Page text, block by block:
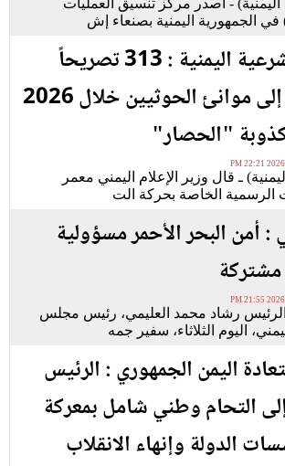
اليمنية) - أصدر مركز تنسيق العمليات
وزير اعلام الشرعية اليمنية : 313 تصريحاً
لسفن تجارية إلى موانئ الحوثيين خلال 2026
"الحصار"
ـ قال وزير الإعلام اليمني معمر
الرسمية الخاصة بحركة الت
: أمن البحر الأحمر مسؤولية
مشتركة
الرئيس رشاد محمد العليمي، رئيس مجلس
اليوم الثلاثاء، سفير جمه
اليمن الجمهوري : الرئيس
التحام وطني شامل بمعركة
الدولة وإنهاء الانقلاب